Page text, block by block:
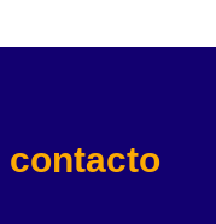
contacto